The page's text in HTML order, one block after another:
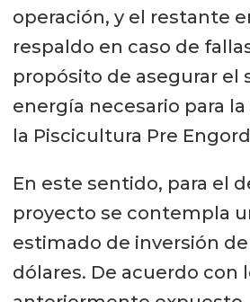
operación, y el restante
respaldo en caso de
propósito de asegurar el
energía necesario para
la Piscicultura Pre
En este sentido, para el
proyecto se contempla
estimado de inversión
dólares. De acuerdo con